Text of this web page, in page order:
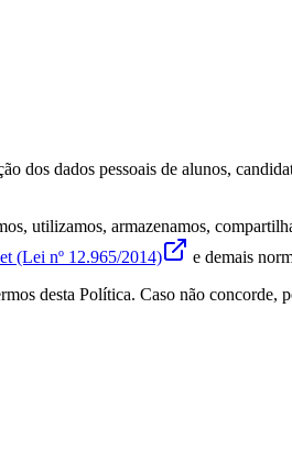
dos dados pessoais de alunos,
utilizamos, armazenamos,
(Lei nº 12.965/2014)
e demais
desta Política. Caso não concorde,